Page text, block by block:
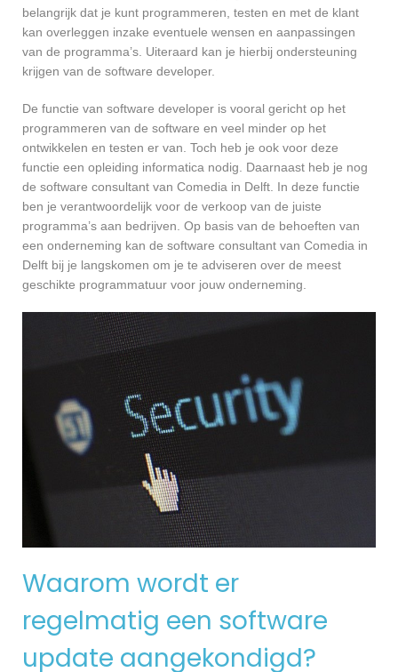
belangrijk dat je kunt programmeren, testen en met de klant
kan overleggen inzake eventuele wensen en aanpassingen
van de programma’s. Uiteraard kan je hierbij ondersteuning
krijgen van de software developer.
De functie van software developer is vooral gericht op het
programmeren van de software en veel minder op het
ontwikkelen en testen er van. Toch heb je ook voor deze
functie een opleiding informatica nodig. Daarnaast heb je nog
de software consultant van Comedia in Delft. In deze functie
ben je verantwoordelijk voor de verkoop van de juiste
programma’s aan bedrijven. Op basis van de behoeften van
een onderneming kan de software consultant van Comedia in
Delft bij je langskomen om je te adviseren over de meest
geschikte programmatuur voor jouw onderneming.
Waarom wordt er
regelmatig een software
update aangekondigd?